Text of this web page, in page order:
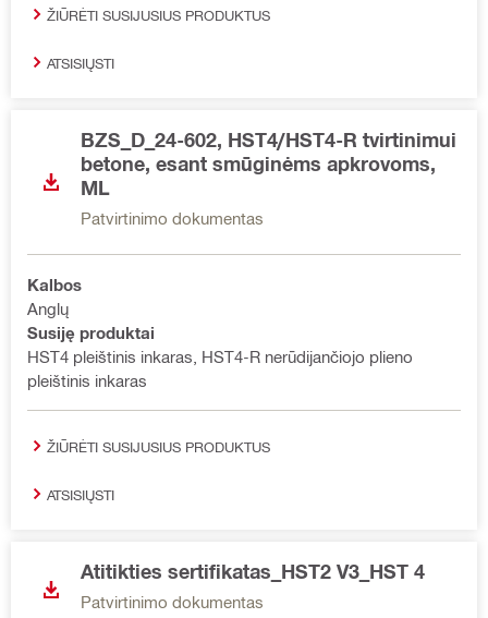
ŽIŪRĖTI SUSIJUSIUS PRODUKTUS
ATSISIŲSTI
BZS_D_24-602, HST4/HST4-R tvirtinimui
betone, esant smūginėms apkrovoms,
ML
Patvirtinimo dokumentas
Kalbos
Anglų
Susiję produktai
HST4 pleištinis inkaras, HST4-R nerūdijančiojo plieno
pleištinis inkaras
ŽIŪRĖTI SUSIJUSIUS PRODUKTUS
ATSISIŲSTI
Atitikties sertifikatas_HST2 V3_HST 4
Patvirtinimo dokumentas